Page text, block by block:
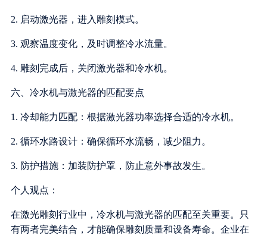
2. 启动激光器，进入雕刻模式。
3. 观察温度变化，及时调整冷水流量。
4. 雕刻完成后，关闭激光器和冷水机。
六、冷水机与激光器的匹配要点
1. 冷却能力匹配：根据激光器功率选择合适的冷水机。
2. 循环水路设计：确保循环水流畅，减少阻力。
3. 防护措施：加装防护罩，防止意外事故发生。
个人观点：
在激光雕刻行业中，冷水机与激光器的匹配至关重要。只
有两者完美结合，才能确保雕刻质量和设备寿命。企业在